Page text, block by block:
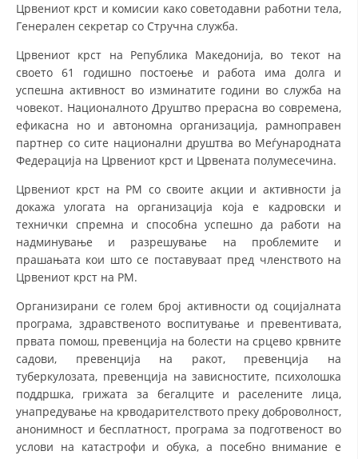
СТРУКТУРА НА ОРГАНИЗАЦИЈАТА
КОНТАКТ ИНФОРМАЦИИ
ЧЛЕНСТВО ВО ПРОФЕСИОНАЛНИ ТЕЛА
ЗАКОН ЗА ЦКРМ
СТАТУТ НА ЦКРМ
ОРГАНИЗАЦИЈА И РАЗВОЈ
РАКОВОДЕН ОДБОР
СОБРАНИЕ
ДИСЕМИНАЦИЈА
MЕЃУНАРОДНО ХУМАНИТАРНО ПРАВО
Црвениот крст и комисии како со­ве­тодавни работни тела,
Генерален секретар со Стручна служба.
Црвениот крст на Република Македонија, во текот на
своето 61 годишно постоење и работа има долга и
успешна активност во изминатите години во служба на
човекот. Националното Друштво прерасна во современа,
ефикасна но и автономна организација, рамноправен
партнер со сите национални друштва во Меѓународната
Федерација на Црвениот крст и Црвената полумесечина.
Црвениот крст на РМ со своите акции и активности ја
докажа улогата на организација која е кадровски и
технички спремна и способна успешно да работи на
надминување и разрешување на проблемите и
прашањата кои што се поставуваат пред членството на
Црвениот крст на РМ.
Организирани се голем број активности од социјалната
програма, здравственото воспитување и превентивата,
првата помош, превенција на болести на срцево крвните
садови, превенција на ракот, превенција на
туберкулозата, превенција на зависностите, психолошка
поддршка, грижата за бегалците и раселените лица,
унапредување на крводарителството преку доброволност,
анонимност и бесплатност, програма за подготвеност во
услови на катастрофи и обука, а посебно внимание е